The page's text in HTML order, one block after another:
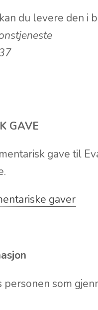
du levere den i
GAVE
gave til
gaver
personen som